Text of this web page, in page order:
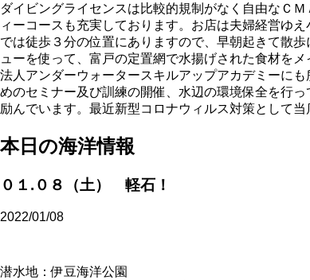
ダイビングライセンスは比較的規制がなく自由なＣ
ィーコースも充実しております。お店は夫婦経営ゆ
では徒歩３分の位置にありますので、早朝起きて散
ューを使って、富戸の定置網で水揚げされた食材を
法人アンダーウォータースキルアップアカデミーに
めのセミナー及び訓練の開催、水辺の環境保全を行
励んでいます。最近新型コロナウィルス対策として
本日の海洋情報
０１.０８（土） 軽石！
2022/01/08
潜水地：伊豆海洋公園